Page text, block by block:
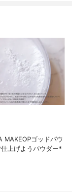
ゴッドパウ
げようパウダー*